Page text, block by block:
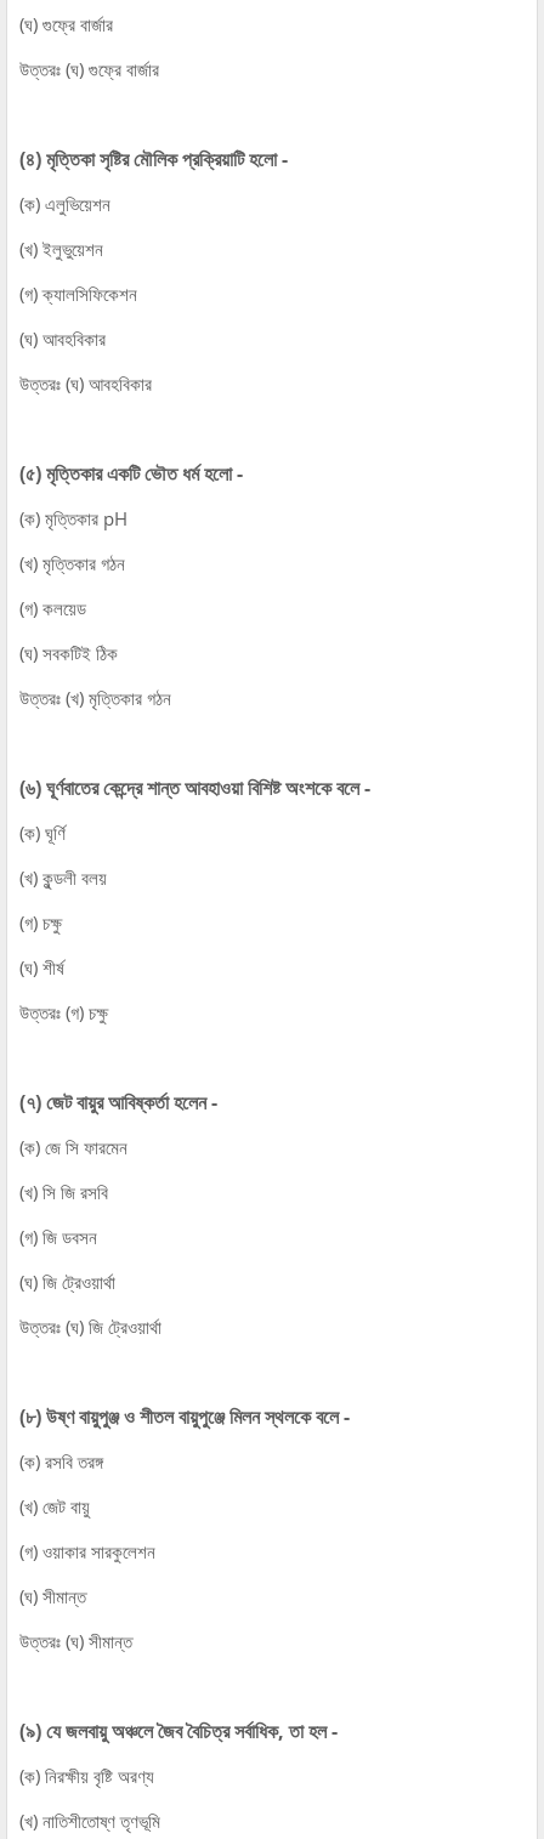
(ঘ) গুফ্রে বার্জার
উত্তরঃ (ঘ) গুফ্রে বার্জার
(৪) মৃত্তিকা সৃষ্টির মৌলিক প্রক্রিয়াটি হলো -
(ক) এলুভিয়েশন
(খ) ইলুভুয়েশন
(গ) ক্যালসিফিকেশন
(ঘ) আবহবিকার
উত্তরঃ (ঘ) আবহবিকার
(৫) মৃত্তিকার একটি ভৌত ধর্ম হলো -
(ক) মৃত্তিকার pH
(খ) মৃত্তিকার গঠন
(গ) কলয়েড
(ঘ) সবকটিই ঠিক
উত্তরঃ (খ) মৃত্তিকার গঠন
(৬) ঘূর্ণবাতের কেন্দ্রে শান্ত আবহাওয়া বিশিষ্ট অংশকে বলে -
(ক) ঘূর্ণি
(খ) কুন্ডলী বলয়
(গ) চক্ষু
(ঘ) শীর্ষ
উত্তরঃ (গ) চক্ষু
(৭) জেট বায়ুর আবিষ্কর্তা হলেন -
(ক) জে সি ফারমেন
(খ) সি জি রসবি
(গ) জি ডবসন
(ঘ) জি ট্রেওয়ার্থা
উত্তরঃ (ঘ) জি ট্রেওয়ার্থা
(৮) উষ্ণ বায়ুপুঞ্জ ও শীতল বায়ুপুঞ্জে মিলন স্থলকে বলে -
(ক) রসবি তরঙ্গ
(খ) জেট বায়ু
(গ) ওয়াকার সারকুলেশন
(ঘ) সীমান্ত
উত্তরঃ (ঘ) সীমান্ত
(৯) যে জলবায়ু অঞ্চলে জৈব বৈচিত্র সর্বাধিক, তা হল -
(ক) নিরক্ষীয় বৃষ্টি অরণ্য
(খ) নাতিশীতোষ্ণ তৃণভূমি